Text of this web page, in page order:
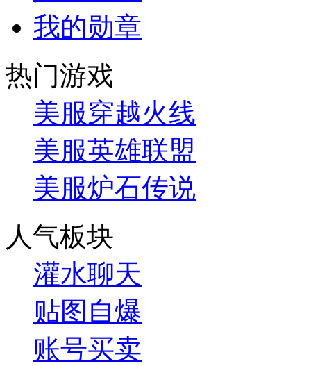
我的勋章
热门游戏
美服穿越火线
美服英雄联盟
美服炉石传说
人气板块
灌水聊天
贴图自爆
账号买卖